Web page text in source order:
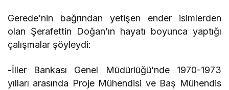
Gerede’nin bağrından yetişen ender isimlerden
olan Şerafettin Doğan’ın hayatı boyunca yaptığı
çalışmalar şöyleydi:
-İller Bankası Genel Müdürlüğü’nde 1970-1973
yılları arasında Proje Mühendisi ve Baş Mühendis